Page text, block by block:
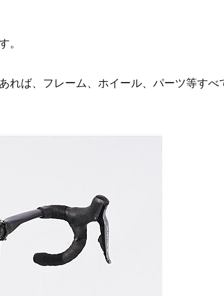
。
れば、フレーム、ホイール、パーツ等す